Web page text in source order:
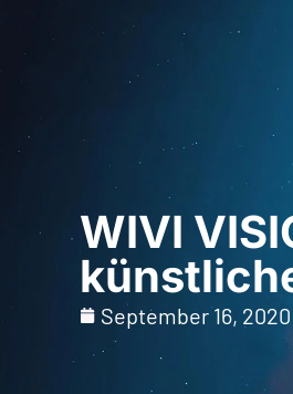
WIVI
September 16, 2020